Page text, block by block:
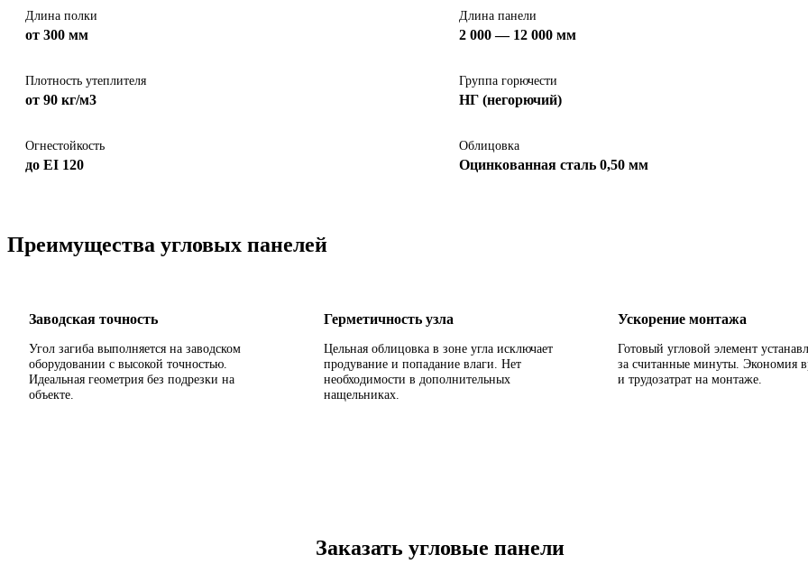
Длина полки
от 300 мм
Длина панели
2 000 — 12 000 мм
Плотность утеплителя
от 90 кг/м3
Группа горючести
НГ (негорючий)
Огнестойкость
до EI 120
Облицовка
Оцинкованная сталь 0,50 мм
Преимущества угловых панелей
Заводская точность
Угол загиба выполняется на заводском
оборудовании с высокой точностью.
Идеальная геометрия без подрезки на
объекте.
Герметичность узла
Цельная облицовка в зоне угла исключает
продувание и попадание влаги. Нет
необходимости в дополнительных
нащельниках.
Ускорение монтажа
Готовый угловой элемент
за считанные минуты. Экономия
и трудозатрат на монтаже.
Заказать угловые панели